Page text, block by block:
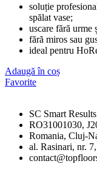
soluție
spălat vase;
uscare fără urme
fără miros sau
ideal pentru
Adaugă în coș
Favorite
SC Smart
RO31001030,
Romania, Cluj-
al. Rasinari, nr.